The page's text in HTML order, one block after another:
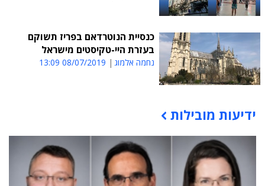
כנסיית הנוטרדאם בפריז תשוקם
בעזרת היי-טקיסטים מישראל
נחמה אלמוג 08/07/2019 13:09
תוכן פרסומי
ידיעות מובילות